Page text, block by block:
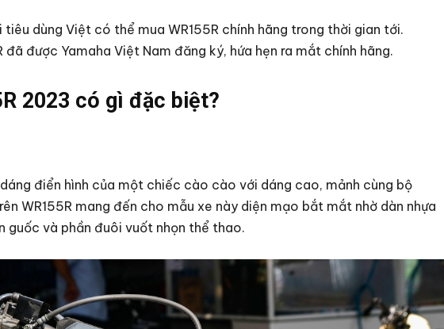
tiêu dùng Việt có thể mua WR155R chính hãng trong thời gian tới.
đã được Yamaha Việt Nam đăng ký, hứa hẹn ra mắt chính hãng.
2023 có gì đặc biệt?
dáng điển hình của một chiếc cào cào với dáng cao, mảnh cùng bộ
WR155R mang đến cho mẫu xe này diện mạo bắt mắt nhờ dàn nhựa
guốc và phần đuôi vuốt nhọn thể thao.